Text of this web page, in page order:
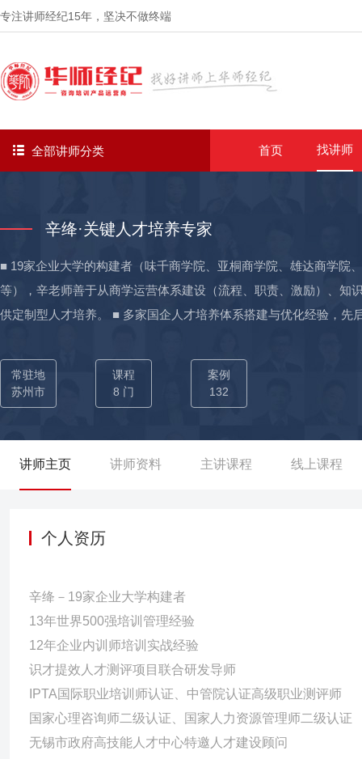
专注讲师经纪15年 ，坚决不做终端
全部讲师分类 首页 找讲师
辛绛·关键人才培养专家
■ 19家企业大学的构建者（味千商学院、亚桐商学院、雄达商学院
等），辛老师善于从商学运营体系建设（流程、职责、激励）、知
供定制型人才培养。 ■ 多家国企人才培养体系搭建与优化经验，
体系整体设计入手，设计与优化企业员工的课程学习体系、师资管
效改善，提高了企业持续造血的能力。 ■ 13年世界500强培训管
养要点，在组织经验萃取、定岗培训方案制定等有丰富的实操经
干部及在职干部近9000名。
常驻地
苏州市
课程
8 门
案例
132
讲师主页 讲师资料 主讲课程 线上课程
个人资历
辛绛－19家企业大学构建者
13年世界500强培训管理经验
12年企业内训师培训实战经验
识才提效人才测评项目联合研发导师
IPTA国际职业培训师认证、中管院认证高级职业测评师
国家心理咨询师二级认证、国家人力资源管理师二级认证
无锡市政府高技能人才中心特邀人才建设顾问